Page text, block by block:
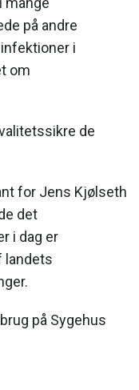
på andre
i
om
de
for Jens Kjølseth
det
i dag er
landets
på Sygehus